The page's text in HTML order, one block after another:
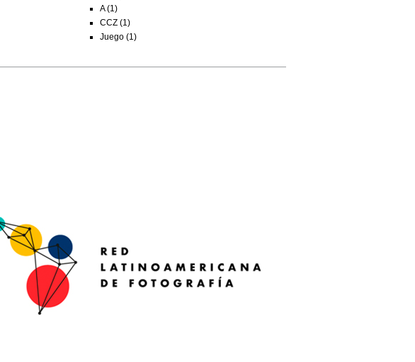
A (1)
CCZ (1)
Juego (1)